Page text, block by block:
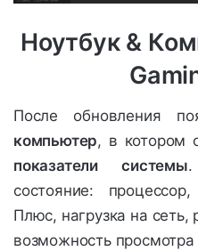
Ноутбук &
После обновления
компьютер, в котором
показатели системы.
состояние:
Плюс, нагрузка на
возможность